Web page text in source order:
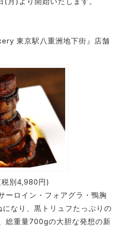
東京駅八重洲地下街』店舗
別4,980円)
ーロイン・フォアグラ・鴨胸
なり、黒トリュフたっぷりの
総重量700gの大胆な発想の新